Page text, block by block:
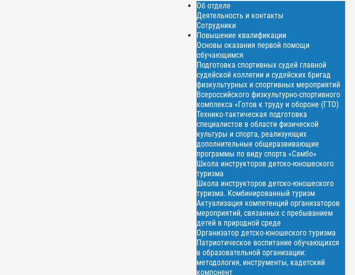
Об отделе
Деятельность и контакты
Сотрудники
Повышение квалификации
Основы оказания первой помощи
обучающимся
Подготовка спортивных судей главной
судейской коллегии и судейских бригад
физкультурных и спортивных мероприятий
Всероссийского физкультурно-спортивного
комплекса «Готов к труду и обороне (ГТО)
Технико-тактическая подготовка
специалистов в области физической
культуры и спорта, реализующих
дополнительные общеразвивающие
программы по виду спорта «Самбо»
Школа инструкторов детско-юношеского
туризма
Школа инструкторов детско-юношеского
туризма. Комбинированный туризм
Актуализация компетенций организаторов
мероприятий, связанных с пребыванием
детей в природной среде
Организатор детско-юношеского туризма
Патриотическое воспитание обучающихся
в образовательной организации:
методология, инструменты, кадетский
компонент